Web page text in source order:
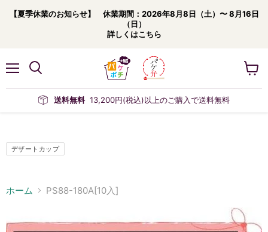
【夏季休業のお知らせ】 休業期間：2026年8月8日（土）〜 8月16日
（日）
詳しくはこちら
ニ
送料無料 13,200円(税込)以上のご購入で送料無料
ー
デザートカップ
ホーム PS88-180A[10入]